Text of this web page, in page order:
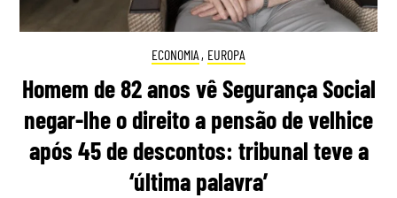
ECONOMIA , EUROPA
Homem de 82 anos vê Segurança Social
negar-lhe o direito a pensão de velhice
após 45 de descontos: tribunal teve a
‘última palavra’